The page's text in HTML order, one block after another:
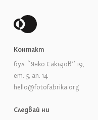
Контакт
бул. “Янко Сакъзов” 19,
ет. 5, ап. 14
hello@fotofabrika.org
Следвай ни